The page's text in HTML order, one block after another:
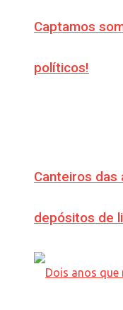
Captamos
políticos!
Canteiros das
depósitos de